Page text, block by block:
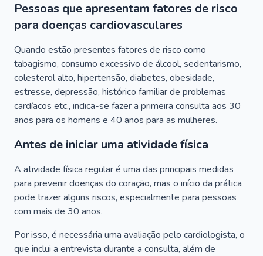
Pessoas que apresentam fatores de risco
para doenças cardiovasculares
Quando estão presentes fatores de risco como
tabagismo, consumo excessivo de álcool, sedentarismo,
colesterol alto, hipertensão, diabetes, obesidade,
estresse, depressão, histórico familiar de problemas
cardíacos etc., indica-se fazer a primeira consulta aos 30
anos para os homens e 40 anos para as mulheres.
Antes de iniciar uma atividade física
A atividade física regular é uma das principais medidas
para prevenir doenças do coração, mas o início da prática
pode trazer alguns riscos, especialmente para pessoas
com mais de 30 anos.
Por isso, é necessária uma avaliação pelo cardiologista, o
que inclui a entrevista durante a consulta, além de